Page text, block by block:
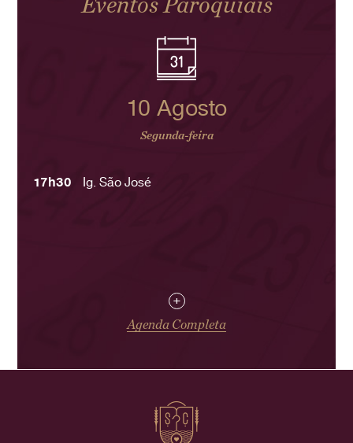
Eventos Paroquiais
10 Agosto
Segunda-feira
17h30 Ig. São José
+
Agenda Completa